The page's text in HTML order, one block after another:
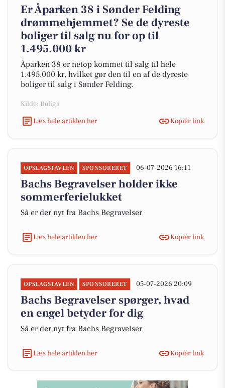
Er Åparken 38 i Sønder Felding
drømmehjemmet? Se de dyreste
boliger til salg nu for op til
1.495.000 kr
Åparken 38 er netop kommet til salg til hele
1.495.000 kr, hvilket gør den til en af de dyreste
boliger til salg i Sønder Felding.
Kilde: Boliga
Læs hele artiklen her
Kopiér link
OPSLAGSTAVLEN SPONSORERET 06-07-2026 16:11
Bachs Begravelser holder ikke
sommerferielukket
Så er der nyt fra Bachs Begravelser
Læs hele artiklen her Kopiér link
OPSLAGSTAVLEN SPONSORERET 05-07-2026 20:09
Bachs Begravelser spørger, hvad
en engel betyder for dig
Så er der nyt fra Bachs Begravelser
Læs hele artiklen her Kopiér link